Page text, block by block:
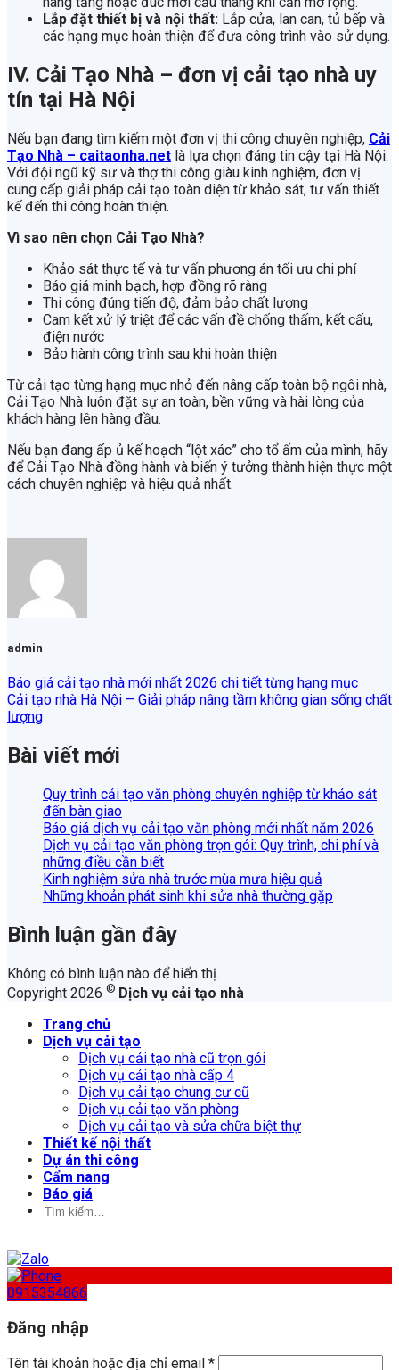
Lắp đặt thiết bị và nội thất: Lắp cửa, lan can, tủ bếp và
các hạng mục hoàn thiện để đưa công trình vào sử dụng.
IV. Cải Tạo Nhà – đơn vị cải tạo nhà uy
tín tại Hà Nội
Nếu bạn đang tìm kiếm một đơn vị thi công chuyên nghiệp, Cải
Tạo Nhà – caitaonha.net là lựa chọn đáng tin cậy tại Hà Nội.
Với đội ngũ kỹ sư và thợ thi công giàu kinh nghiệm, đơn vị
cung cấp giải pháp cải tạo toàn diện từ khảo sát, tư vấn thiết
kế đến thi công hoàn thiện.
Vì sao nên chọn Cải Tạo Nhà?
Khảo sát thực tế và tư vấn phương án tối ưu chi phí
Báo giá minh bạch, hợp đồng rõ ràng
Thi công đúng tiến độ, đảm bảo chất lượng
Cam kết xử lý triệt để các vấn đề chống thấm, kết cấu,
điện nước
Bảo hành công trình sau khi hoàn thiện
Từ cải tạo từng hạng mục nhỏ đến nâng cấp toàn bộ ngôi nhà,
Cải Tạo Nhà luôn đặt sự an toàn, bền vững và hài lòng của
khách hàng lên hàng đầu.
Nếu bạn đang ấp ủ kế hoạch “lột xác” cho tổ ấm của mình, hãy
để Cải Tạo Nhà đồng hành và biến ý tưởng thành hiện thực một
cách chuyên nghiệp và hiệu quả nhất.
admin
Báo giá cải tạo nhà mới nhất 2026 chi tiết từng hạng mục
Cải tạo nhà Hà Nội – Giải pháp nâng tầm không gian sống chất
lượng
Bài viết mới
Quy trình cải tạo văn phòng chuyên nghiệp từ khảo sát
đến bàn giao
Báo giá dịch vụ cải tạo văn phòng mới nhất năm 2026
Dịch vụ cải tạo văn phòng trọn gói: Quy trình, chi phí và
những điều cần biết
Kinh nghiệm sửa nhà trước mùa mưa hiệu quả
Những khoản phát sinh khi sửa nhà thường gặp
Bình luận gần đây
Không có bình luận nào để hiển thị.
Copyright 2026 © Dịch vụ cải tạo nhà
Trang chủ
Dịch vụ cải tạo
Dịch vụ cải tạo nhà cũ trọn gói
Dịch vụ cải tạo nhà cấp 4
Dịch vụ cải tạo chung cư cũ
Dịch vụ cải tạo văn phòng
Dịch vụ cải tạo và sửa chữa biệt thự
Thiết kế nội thất
Dự án thi công
Cẩm nang
Báo giá
Tìm
0915354866
Đăng nhập
Tên tài khoản hoặc địa chỉ email *